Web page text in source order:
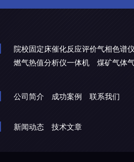
院校固定床催化反应评价气相色谱
燃气热值分析仪一体机
煤矿气体
公司简介 成功案例 联系我们
新闻动态 技术文章